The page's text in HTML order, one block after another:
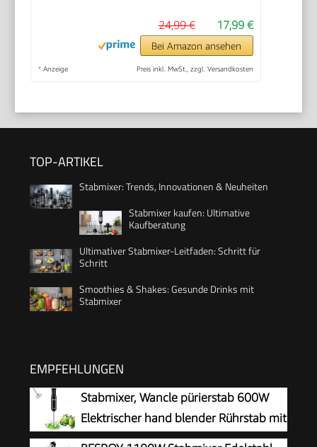
17,99 €
24,99 €
Bei Amazon ansehen
* Anzeige Preis inkl. MwSt., zzgl. Versandkosten
TOP-ARTIKEL
Stabmixer: Trends, Innovationen & Neuheiten
Stabmixer kaufen: Ultimative
Kaufberatung
Ultimativer Stabmixer-Leitfaden: Schritt für
Schritt
Smoothies & Shakes: Gesunde Drinks mit
Stabmixer
EMPFEHLUNGEN
Stabmixer, Wancle pürierstab 600W
Elektrischer hand blender Rührstab mit
Turbo für die Zubereitung von